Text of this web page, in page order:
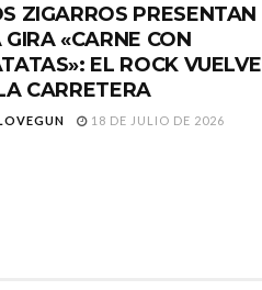
ZIGARROS PRESENTAN
GIRA «CARNE CON
EL ROCK VUELVE
CARRETERA
18 DE JULIO DE 2026